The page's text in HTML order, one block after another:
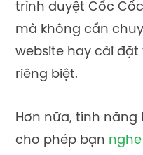
trình duyệt Cốc
mà không cần
website hay cài
riêng biệt.
Hơn nữa, tính
cho phép bạn